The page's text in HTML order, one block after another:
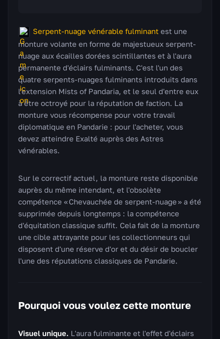
Serpent-nuage vénérable fulminant est une
monture volante en forme de majestueux serpent-
nuage aux écailles dorées scintillantes et à l'aura
permanente d'éclairs fulminants. C'est l'un des
quatre serpents-nuages fulminants introduits dans
l'extension Mists of Pandaria, et le seul d'entre eux
à être octroyé pour la réputation de faction. La
monture vous récompense pour votre travail
diplomatique en Pandarie : pour l'acheter, vous
devez atteindre Exalté auprès des Astres
vénérables.
Sur le correctif actuel, la monture reste disponible
auprès du même intendant, et l'obsolète
compétence « Chevauchée de serpent-nuage » a été
supprimée depuis longtemps : la compétence
d'équitation classique suffit. Cela fait de la monture
une cible attrayante pour les collectionneurs qui
disposent d'une réserve d'or et du désir de boucler
l'une des réputations classiques de Pandarie.
Pourquoi vous voulez cette monture
Visuel unique. L'aura fulminante et l'effet d'éclairs